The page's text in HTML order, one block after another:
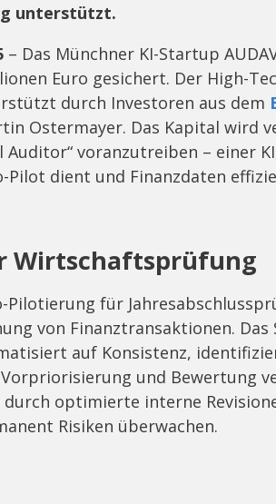
unterstützt.
– Das Münchner KI-Startup
Euro gesichert. Der High-
durch Investoren aus dem
Ostermayer. Das Kapital wird
Auditor“ voranzutreiben – einer
Pilot dient und Finanzdaten
Wirtschaftsprüfung
Pilotierung für
von Finanztransaktionen. Das
auf Konsistenz,
und Bewertung
optimierte interne
Risiken überwachen.